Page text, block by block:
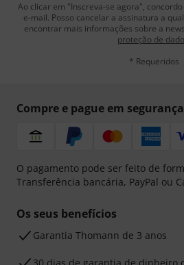
Ao clicar em "Inscreva-se agora",
e-mail. Posso cancelar a assinatura a
encontrar mais informações sobre a
proteção de
* Requeridos
Compre e pague em segurança
O pagamento pode ser feito de
Transferência bancária, PayPal ou
Os seus benefícios
Garantia Thomann de 3 anos